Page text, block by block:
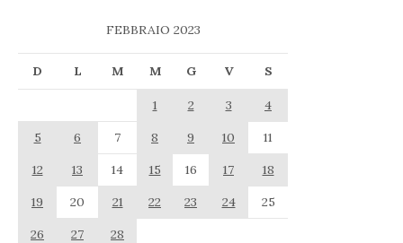
FEBBRAIO 2023
D L M M G V S
1 2 3
4
5
6 7 8 9 10
11
12
13 14 15 16 17
18
19
20 21 22 23 24
25
26
27 28